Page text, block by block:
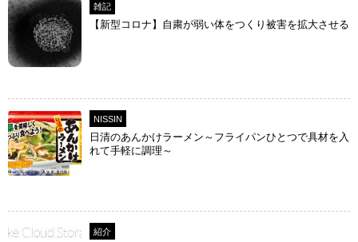
雑記
【新型コロナ】自粛が弱い体をつくり被害を拡大させる
NISSIN
日清のあんかけラーメン～フライパンひとつで具材を入
れて手軽に調理～
紹介